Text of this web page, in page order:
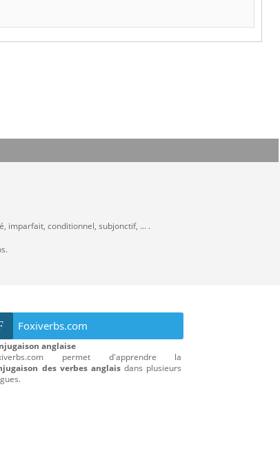
imparfait, conditionnel, subjonctif, ... .
Foxiverbs.com
anglaise
permet d'apprendre la
des verbes anglaisdans plusieurs